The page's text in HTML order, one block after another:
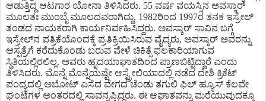
ಆಡುತ್ತಿದ್ದ ಆಟಗಾರ ಯೋನಾ ತಿಳಿಸಿದರು. 55 ವರ್ಷ ವಯಸ್ಸಿನ ಅವಸ್ಕಾರ್
ಮೂಲತಃ ಮುಂಬೈ ಮೂಲದವರಾಗಿದ್ದು, 1982ರಿಂದ 1997ರ ತನಕ ಇಸ್ರೇಲ್
ತಂಡದ ನಾಯಕರಾಗಿ ಕಾರ್ಯನಿರ್ವಹಿಸಿದ್ದರು. ಅವಸ್ಕಾರ್ ಸಾವಿನ ಬಗ್ಗೆ
ಇಸ್ರೇಲ್​ನ ಪತ್ರಿಕೆಯೊಂದಕ್ಕೆ ಪ್ರತಿಕ್ರಿಯಿಸಿರುವ ವೈದ್ಯರು, ಅವಸ್ಕಾರ್ ಅವರನ್ನು
ಆಸ್ಪತ್ರೆಗೆ ಕರೆದುಕೊಂಡು ಬರುವ ವೇಳೆ ಚಿಕಿತ್ಸೆ ಫಲಕಾರಿಯಾಗುವ
ಸ್ಥಿತಿಯಲ್ಲಿರಲಿಲ್ಲ. ಅವರು ಹೃದಯಾಘಾತದಿಂದ ಪ್ರಾಣಬಿಟ್ಟಿದ್ದಾರೆ ಎಂದು
ತಿಳಿಸಿದರು. ಮೊನ್ನೆ ಮೊನ್ನೆಯಷ್ಟೇ ಆಸ್ಟ್ರೇಲಿಯಾದಲ್ಲಿ ನಡೆದ ದೇಶಿ ಕ್ರಿಕೆಟ್
ಪಂದ್ಯದಲ್ಲಿ ಅಬೋಟ್ ಎಸೆದ ವೇಗದ ಚೆಂಡು ತಗುಲಿ ಫಿಲ್ ಹ್ಯೂಸ್ ಕೆಲವೇ
ಘಂಟೆಗಳ ಅಂತರದಲ್ಲಿ ಸಾವನ್ನಪ್ಪಿದ್ದರು. ಈ ಆಘಾತವನ್ನು ಮರೆಯುವುದಕ್ಕೂ